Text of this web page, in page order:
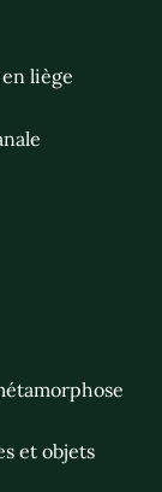
liège
et objets